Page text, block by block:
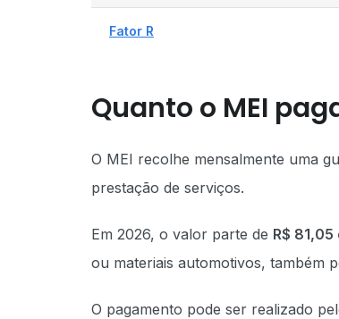
Fator R
Quanto o MEI
O MEI recolhe mensalmente uma
prestação de serviços.
Em 2026, o valor parte de R$ 81,05
ou materiais automotivos, também
O pagamento pode ser realizado